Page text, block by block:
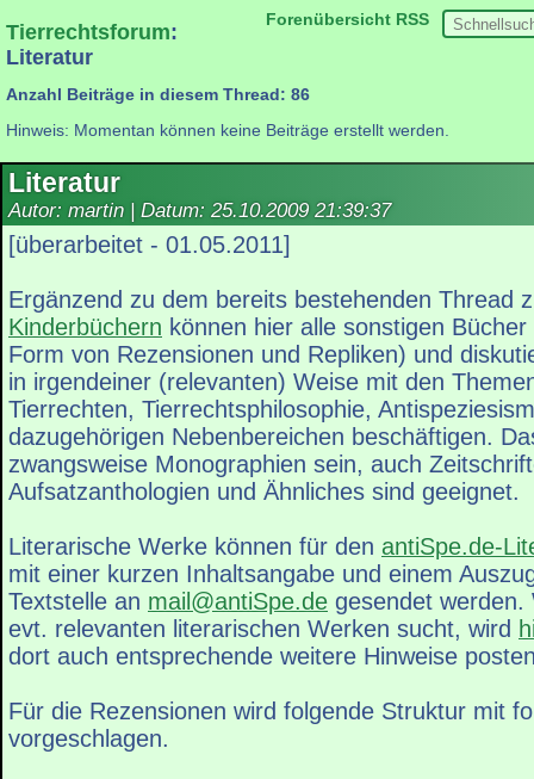
Forenübersicht RSS
Tierrechtsforum:
Literatur
Anzahl Beiträge in diesem Thread: 86
Hinweis: Momentan können keine Beiträge erstellt werden.
Literatur
Autor: martin | Datum: 25.10.2009 21:39:37
[überarbeitet - 01.05.2011]
Ergänzend zu dem bereits bestehenden Thread
Kinderbüchern können hier alle sonstigen
Form von Rezensionen und Repliken) und
in irgendeiner (relevanten) Weise mit den
Tierrechten, Tierrechtsphilosophie,
dazugehörigen Nebenbereichen beschäftigen.
zwangsweise Monographien sein, auch
Aufsatzanthologien und Ähnliches sind geeignet.
Literarische Werke können für den antiSpe.de-
mit einer kurzen Inhaltsangabe und einem
Textstelle an mail@antiSpe.de gesendet werden.
evt. relevanten literarischen Werken sucht, wird
dort auch entsprechende weitere Hinweise
Für die Rezensionen wird folgende Struktur mit
vorgeschlagen.